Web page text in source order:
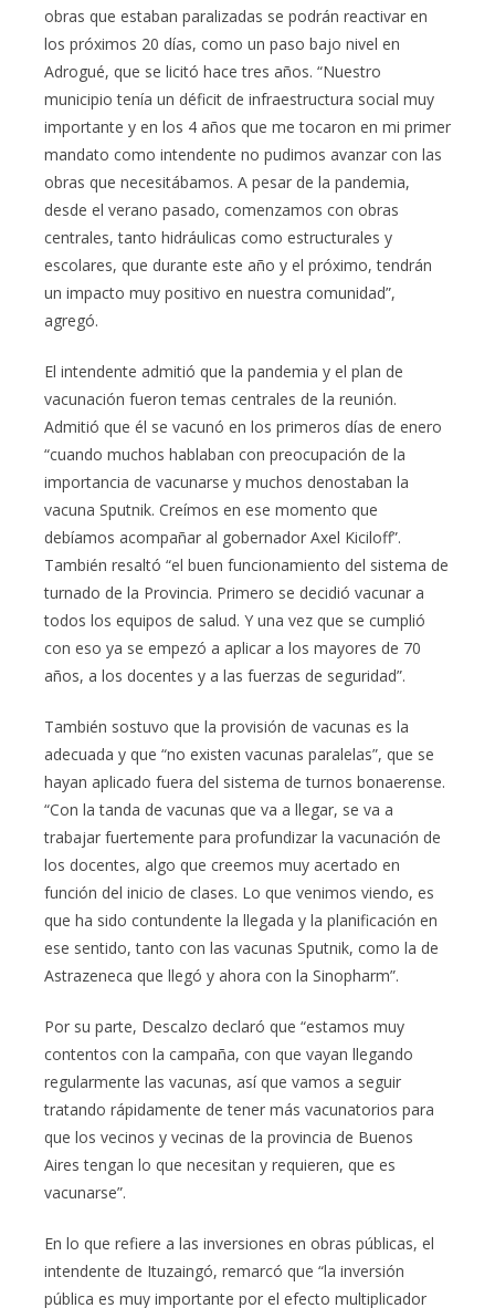
obras que estaban paralizadas se podrán reactivar en
los próximos 20 días, como un paso bajo nivel en
Adrogué, que se licitó hace tres años. “Nuestro
municipio tenía un déficit de infraestructura social muy
importante y en los 4 años que me tocaron en mi primer
mandato como intendente no pudimos avanzar con las
obras que necesitábamos. A pesar de la pandemia,
desde el verano pasado, comenzamos con obras
centrales, tanto hidráulicas como estructurales y
escolares, que durante este año y el próximo, tendrán
un impacto muy positivo en nuestra comunidad”,
agregó.
El intendente admitió que la pandemia y el plan de
vacunación fueron temas centrales de la reunión.
Admitió que él se vacunó en los primeros días de enero
“cuando muchos hablaban con preocupación de la
importancia de vacunarse y muchos denostaban la
vacuna Sputnik. Creímos en ese momento que
debíamos acompañar al gobernador Axel Kiciloff”.
También resaltó “el buen funcionamiento del sistema de
turnado de la Provincia. Primero se decidió vacunar a
todos los equipos de salud. Y una vez que se cumplió
con eso ya se empezó a aplicar a los mayores de 70
años, a los docentes y a las fuerzas de seguridad”.
También sostuvo que la provisión de vacunas es la
adecuada y que “no existen vacunas paralelas”, que se
hayan aplicado fuera del sistema de turnos bonaerense.
“Con la tanda de vacunas que va a llegar, se va a
trabajar fuertemente para profundizar la vacunación de
los docentes, algo que creemos muy acertado en
función del inicio de clases. Lo que venimos viendo, es
que ha sido contundente la llegada y la planificación en
ese sentido, tanto con las vacunas Sputnik, como la de
Astrazeneca que llegó y ahora con la Sinopharm”.
Por su parte, Descalzo declaró que “estamos muy
contentos con la campaña, con que vayan llegando
regularmente las vacunas, así que vamos a seguir
tratando rápidamente de tener más vacunatorios para
que los vecinos y vecinas de la provincia de Buenos
Aires tengan lo que necesitan y requieren, que es
vacunarse”.
En lo que refiere a las inversiones en obras públicas, el
intendente de Ituzaingó, remarcó que “la inversión
pública es muy importante por el efecto multiplicador